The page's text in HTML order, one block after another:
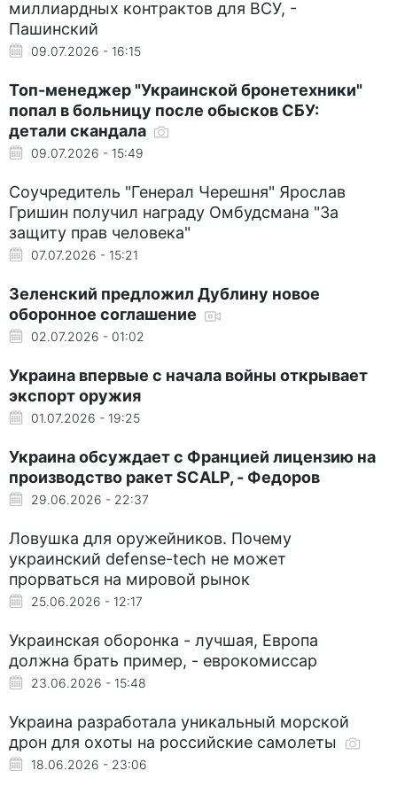
миллиардных контрактов для ВСУ, -
Пашинский
09.07.2026 - 16:15
Топ-менеджер "Украинской бронетехники"
попал в больницу после обысков СБУ:
детали скандала
09.07.2026 - 15:49
Соучредитель "Генерал Черешня" Ярослав
Гришин получил награду Омбудсмана "За
защиту прав человека"
07.07.2026 - 15:21
Зеленский предложил Дублину новое
оборонное соглашение
02.07.2026 - 01:02
Украина впервые с начала войны открывает
экспорт оружия
01.07.2026 - 19:25
Украина обсуждает с Францией лицензию на
производство ракет SCALP, - Федоров
29.06.2026 - 22:37
Ловушка для оружейников. Почему
украинский defense-tech не может
прорваться на мировой рынок
25.06.2026 - 12:17
Украинская оборонка - лучшая, Европа
должна брать пример, - еврокомиссар
23.06.2026 - 15:48
Украина разработала уникальный морской
дрон для охоты на российские самолеты
18.06.2026 - 23:06